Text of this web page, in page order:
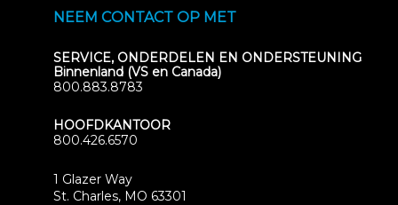
NEEM CONTACT OP MET
SERVICE, ONDERDELEN EN ONDERSTEUNING
Binnenland (VS en Canada)
800.883.8783
HOOFDKANTOOR
800.426.6570
1 Glazer Way
St. Charles, MO 63301